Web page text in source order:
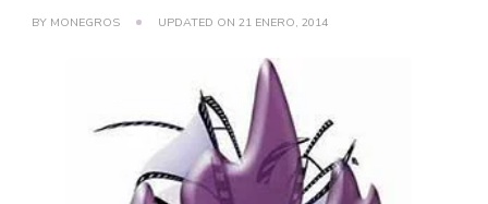
BY MONEGROS UPDATED ON 21 ENERO, 2014